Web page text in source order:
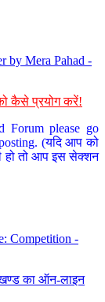
by Mera Pahad -
कैसे प्रयोग करें!
Forum please go
(यदि आप को
हो तो आप इस सेक्शन
Competition -
का ऑन-लाइन